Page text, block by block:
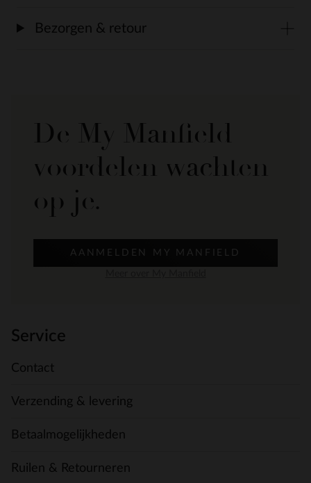
Bezorgen & retour
De My Manfield
voordelen wachten
op je.
AANMELDEN MY MANFIELD
Service
Contact
Verzending & levering
Betaalmogelijkheden
Ruilen & Retourneren